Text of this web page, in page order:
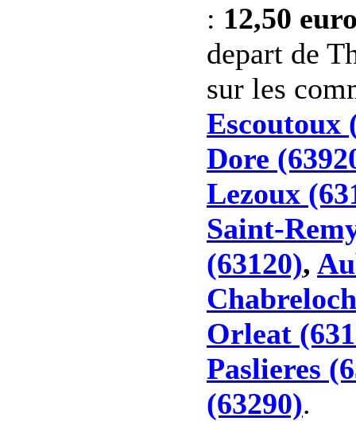
: 12,50
depart de
sur les
Escoutoux
Dore
Lezoux
Saint-
(63120),
Orleat
Paslieres
(63290).